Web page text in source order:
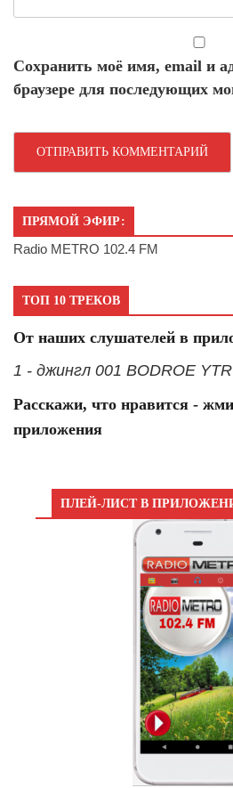
Сохранить моё имя, email и
браузере для последующих
ПРЯМОЙ ЭФИР:
Radio METRO 102.4 FM
ТОП 10 ТРЕКОВ
От наших слушателей в
1 - джингл 001 BODROE
Расскажи, что нравится -
приложения
ПЛЕЙ-ЛИСТ В